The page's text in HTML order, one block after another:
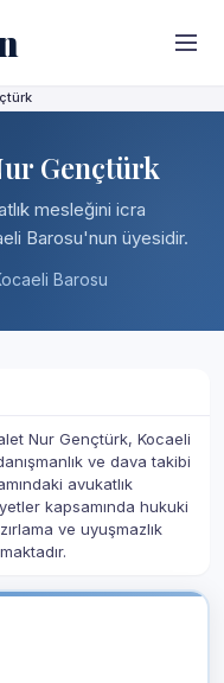
Gençtürk
mesleğini icra
Barosu'nun üyesidir.
Barosu
Nur Gençtürk, Kocaeli
ve dava takibi
avukatlık
kapsamında hukuki
ve uyuşmazlık